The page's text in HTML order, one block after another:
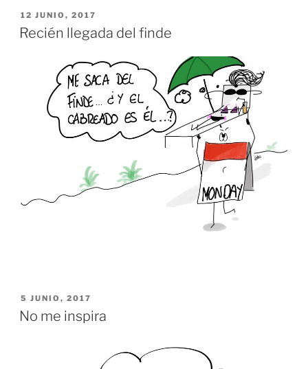
PUBLICADO
EL
12 JUNIO, 2017
Recién llegada del finde
PUBLICADO
EL
5 JUNIO, 2017
No me inspira